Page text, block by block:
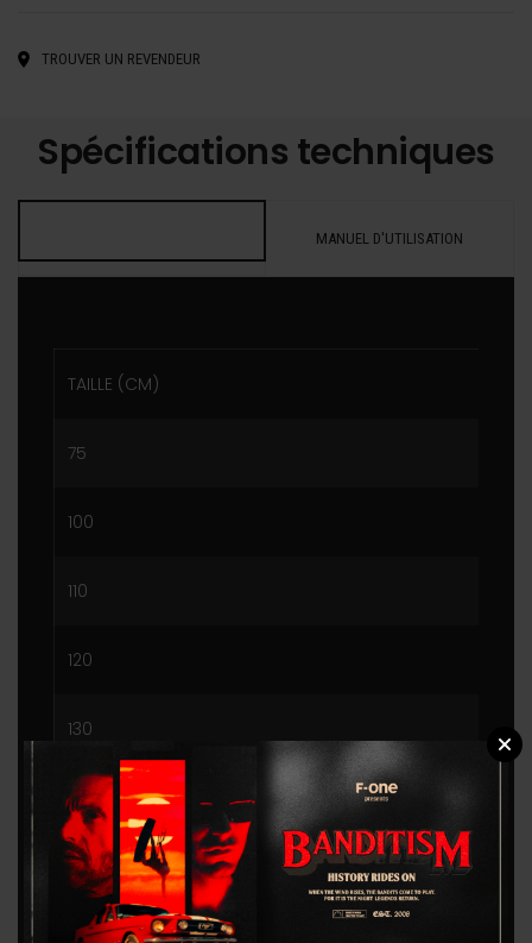
TROUVER UN REVENDEUR
Spécifications techniques
MANUEL D'UTILISATION
TAILLE (CM)
75
100
110
120
130
140
150